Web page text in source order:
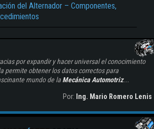
del Alternador – Componentes,
por expandir y hacer universal el conocimiento
permite obtener los datos correctos para
mundo de la Mecánica Automotriz...
Por: Ing. Mario Romero Lenis